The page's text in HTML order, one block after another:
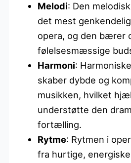
Melodi: Den
det mest
opera, og den bærer
følelsesmæssige
Harmoni:
skaber dybde og
musikken, hvilket
understøtte den
fortælling.
Rytme: Rytmen i
fra hurtige,